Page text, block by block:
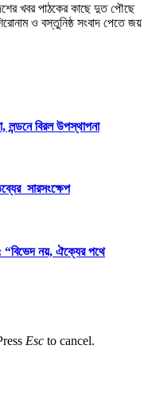
খবর পাঠকের কাছে দুত পৌছে
ও বস্তুনিষ্ঠ সংবাদ পেতে জয়
লন্ডনে বিরল উপস্থাপনা
সারসংক্ষেপ
“বিভেদ নয়, ঐক্যের পথে
Esc to cancel.